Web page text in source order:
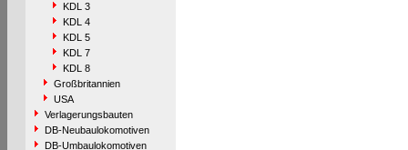
KDL 3
KDL 4
KDL 5
KDL 7
KDL 8
Großbritannien
USA
Verlagerungsbauten
DB-Neubaulokomotiven
DB-Umbaulokomotiven